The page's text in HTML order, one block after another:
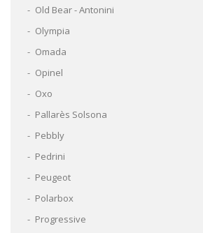
Old Bear - Antonini
Olympia
Omada
Opinel
Oxo
Pallarès Solsona
Pebbly
Pedrini
Peugeot
Polarbox
Progressive